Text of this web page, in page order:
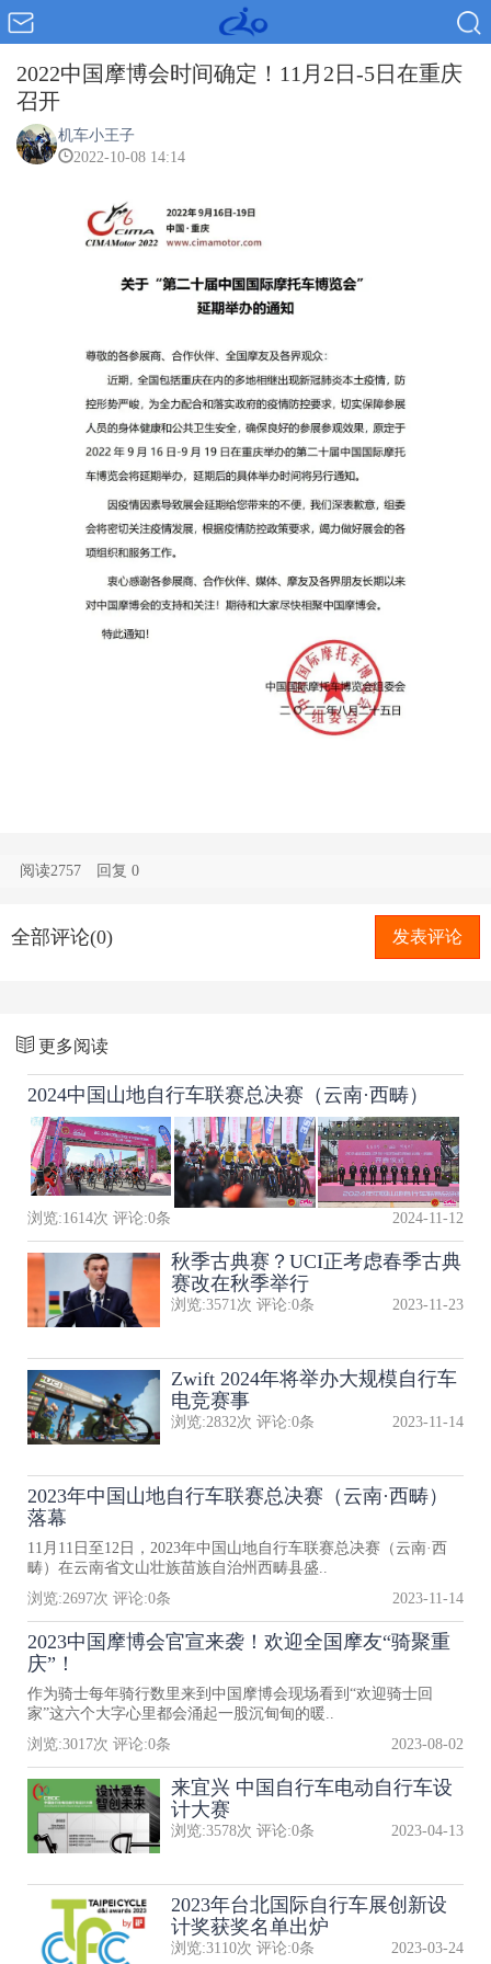
2022中国摩博会时间确定！11月2日-5日在重庆
召开
机车小王子
2022-10-08 14:14
阅读2757 回复0
全部评论(0) 发表评论
更多阅读
2024中国山地自行车联赛总决赛（云南·西畴）
浏览:1614次 评论:0条 2024-11-12
秋季古典赛？UCI正考虑春季古典
赛改在秋季举行
浏览:3571 次 评论:0条 2023-11-23
Zwift 2024年将举办大规模自行车
电竞赛事
浏览:2832次 评论:0条 2023-11-14
2023年中国山地自行车联赛总决赛（云南·西畴）
落幕
11月11日至12日，2023年中国山地自行车联赛总决赛（云南·西
畴）在云南省文山壮族苗族自治州西畴县盛..
浏览:2697次 评论:0条 2023-11-14
2023中国摩博会官宣来袭！欢迎全国摩友“骑聚重
庆”！
作为骑士每年骑行数里来到中国摩博会现场看到“欢迎骑士回
家”这六个大字心里都会涌起一股沉甸甸的暖..
浏览:3017次 评论:0条 2023-08-02
来宜兴 中国自行车电动自行车设
计大赛
浏览:3578次 评论:0条 2023-04-13
2023年台北国际自行车展创新设
计奖获奖名单出炉
浏览:3110次 评论:0条 2023-03-24